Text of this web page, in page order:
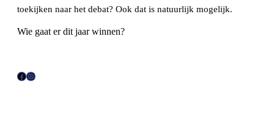
toekijken naar het debat? Ook dat is natuurlijk mogelijk.
Wie gaat er dit jaar winnen?
F I